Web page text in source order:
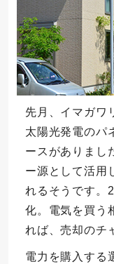
先月、イマガワ
太陽光発電のパ
ースがありまし
ー源として活用
れるそうです。
化。電気を買う
れば、売却のチ
電力を購入する